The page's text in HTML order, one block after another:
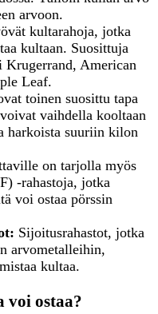
arvoon.
kultarahoja, jotka
kultaan. Suosittuja
Krugerrand, American
Leaf.
toinen suosittu tapa
vaihdella kooltaan
harkoista suuriin kilon
on tarjolla myös
-rahastoja, jotka
voi ostaa pörssin
Sijoitusrahastot, jotka
arvometalleihin,
kultaa.
voi ostaa?